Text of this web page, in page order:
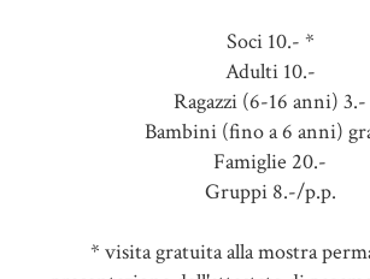
Soci 10.- *
Adulti 10.-
Ragazzi (6-16 anni) 3.-
Bambini (fino a 6 anni)
Famiglie 20.-
Gruppi 8.-/p.p.
* visita gratuita alla mostra